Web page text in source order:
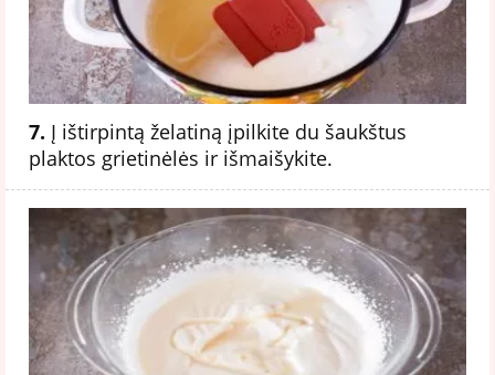
7. Į ištirpintą želatiną įpilkite du šaukštus
plaktos grietinėlės ir išmaišykite.